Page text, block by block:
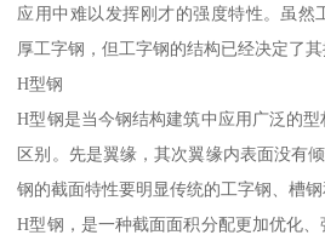
应用中难以发挥刚才的强度特性。虽然
厚工字钢，但工字钢的结构已经决定了其
H型钢
H型钢是当今钢结构建筑中应用广泛的
区别。先是翼缘，其次翼缘内表面没有
钢的截面特性要明显传统的工字钢、槽钢
H型钢，是一种截面面积分配更加优化